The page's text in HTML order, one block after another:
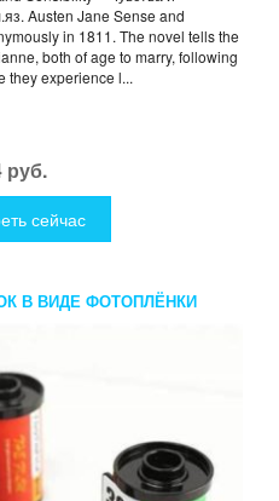
Austen Jane Sense and
in 1811. The novel tells the
both of age to marry, following
they experience l...
руб.
сейчас
В ВИДЕ ФОТОПЛЁНКИ